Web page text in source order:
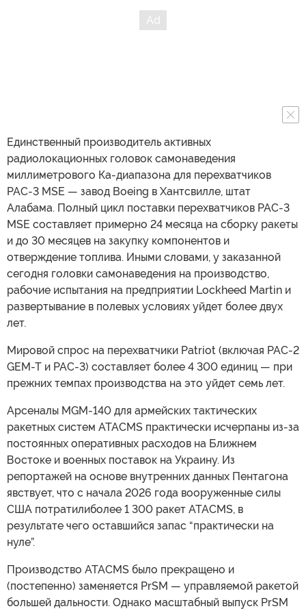
Единственный производитель активных
радиолокационных головок самонаведения
миллиметрового Ка-диапазона для перехватчиков
PAC-3 MSE — завод Boeing в Хантсвилле, штат
Алабама. Полный цикл поставки перехватчиков PAC-3
MSE составляет примерно 24 месяца на сборку ракеты
и до 30 месяцев на закупку компонентов и
отверждение топлива. Иными словами, у заказанной
сегодня головки самонаведения на производство,
рабочие испытания на предприятии Lockheed Martin и
развертывание в полевых условиях уйдет более двух
лет.
Мировой спрос на перехватчики Patriot (включая PAC-2
GEM-T и PAC-3) составляет более 4 300 единиц — при
прежних темпах производства на это уйдет семь лет.
Арсеналы MGM-140 для армейских тактических
ракетных систем ATACMS практически исчерпаны из-за
постоянных оперативных расходов на Ближнем
Востоке и военных поставок на Украину. Из
репортажей на основе внутренних данных Пентагона
явствует, что с начала 2026 года вооруженные силы
США потратилиболее 1 300 ракет ATACMS, в
результате чего оставшийся запас “практически на
нуле”.
Производство ATACMS было прекращено и
(постепенно) заменяется PrSM — управляемой ракетой
большей дальности. Однако масштабный выпуск PrSM